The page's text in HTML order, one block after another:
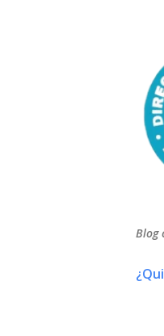
Blog